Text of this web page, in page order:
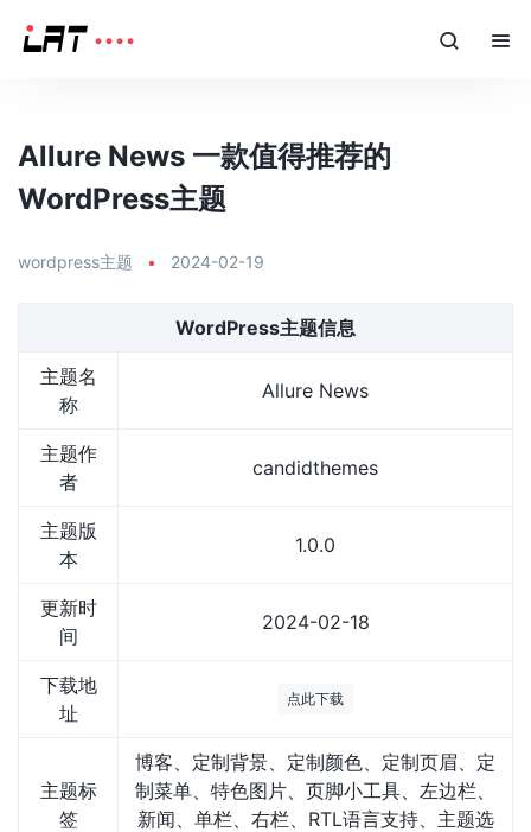
Allure News 一款值得推荐的
WordPress主题
wordpress主题 • 2024-02-19
WordPress主题信息
主题名
称
Allure News
主题作
者
candidthemes
主题版
本
1.0.0
更新时
间
2024-02-18
下载地
址
点此下载
主题标
签
博客、定制背景、定制颜色、定制页眉、定
制菜单、特色图片、页脚小工具、左边栏、
新闻、单栏、右栏、RTL语言支持、主题选